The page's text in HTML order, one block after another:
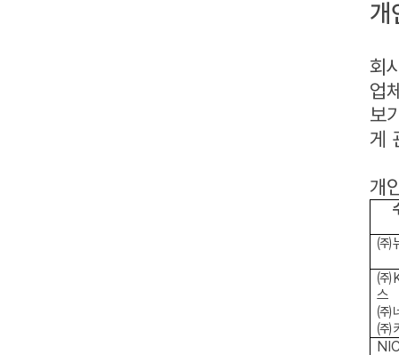
개
회
업
보
게
개
㈜
㈜
스
㈜
㈜